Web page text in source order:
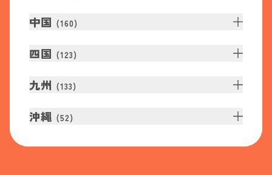
中国 (160)
四国 (123)
九州 (133)
沖縄 (52)